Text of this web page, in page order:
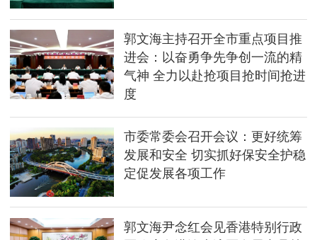
郭文海主持召开全市重点项目推
进会：以奋勇争先争创一流的精
气神 全力以赴抢项目抢时间抢进
度
市委常委会召开会议：更好统筹
发展和安全 切实抓好保安全护稳
定促发展各项工作
郭文海尹念红会见香港特别行政